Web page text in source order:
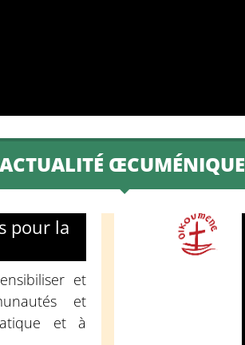
ACTUALITÉ ŒCUMÉNIQUE
pour la
et
et
et à